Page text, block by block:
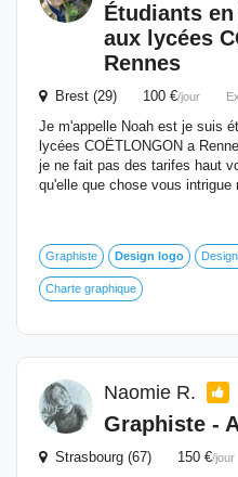
Étudiants en
aux lycées
Rennes
Brest (29) 100 €/jour
Je m'appelle Noah est je suis
lycées COËTLONGON a
je ne fait pas des tarifes haut
qu'elle que chose vous intrigue
Graphiste Design logo
Charte graphique
Naomie R.
Graphiste -
Strasbourg (67) 150 €/jour